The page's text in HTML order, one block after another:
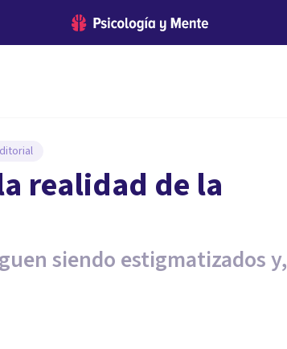
realidad de la
siendo estigmatizados y,